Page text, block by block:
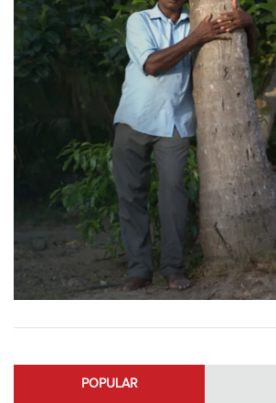
POPULAR